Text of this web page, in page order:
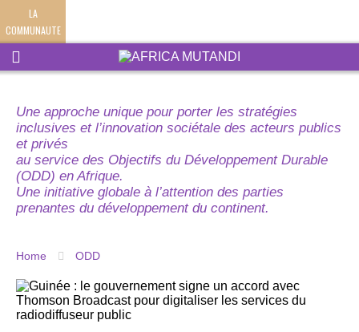
LA
COMMUNAUTE
Une approche unique pour porter les stratégies
inclusives et l’innovation sociétale des acteurs publics
et privés
au service des Objectifs du Développement Durable
(ODD) en Afrique.
Une initiative globale à l’attention des parties
prenantes du développement du continent.
Home ODD